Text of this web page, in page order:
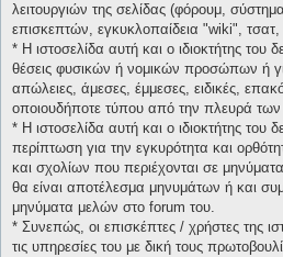
λειτουργιών της σελίδας (φόρουμ,
επισκεπτών, εγκυκλοπαίδεια "wiki", τσατ,
* H ιστοσελίδα αυτή και ο ιδιοκτήτης του
θέσεις φυσικών ή νομικών προσώπων ή
απώλειες, άμεσες, έμμεσες, ειδικές,
οποιουδήποτε τύπου από την πλευρά
* H ιστοσελίδα αυτή και ο ιδιοκτήτης του
περίπτωση για την εγκυρότητα και
και σχολίων που περιέχονται σε
θα είναι αποτέλεσμα μηνυμάτων ή και
μηνύματα μελών στο forum του.
* Συνεπώς, οι επισκέπτες / χρήστες της
τις υπηρεσίες του με δική τους